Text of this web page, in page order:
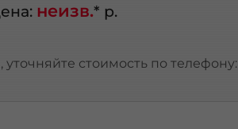
неизв.* р.
стоимость по телефону: